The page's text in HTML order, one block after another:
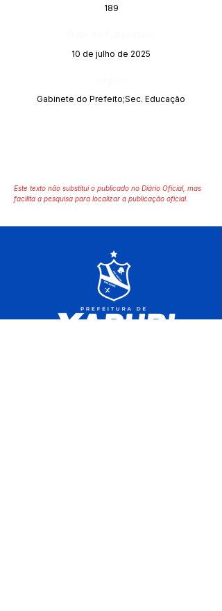
189
10 de julho de 2025
Gabinete do Prefeito;Sec. Educação
Este texto não substitui o publicado no Diário Oficial, mas
facilita a pesquisa para localizar a publicação oficial.